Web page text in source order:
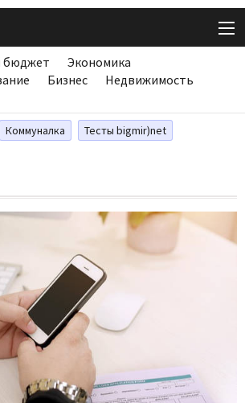
бюджет
Экономика
Бизнес
Недвижимость
Коммуналка Тесты bigmir)net